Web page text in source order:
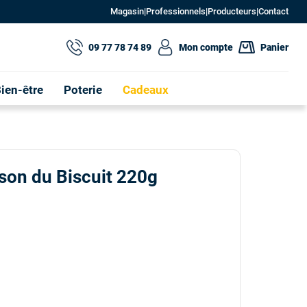
Magasin|Professionnels|Producteurs|Contact
être Poterie Cadeaux
09 77 78 74 89 Mon compte Panier
du Biscuit 220g